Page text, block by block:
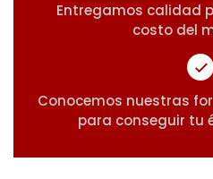
Entregamos calidad
costo del
Conocemos nuestras
para conseguir tu